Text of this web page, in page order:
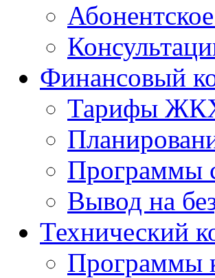
Финансовый
Тарифы
Программы
Вывод на
Технический
Программы